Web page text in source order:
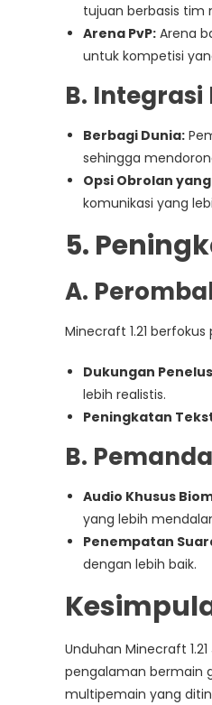
tujuan berbasis tim
Arena PvP: Arena
untuk kompetisi
B.
Berbagi Dunia:
sehingga
Opsi Obrolan
komunikasi yang
5.
A.
Minecraft 1.21 berfokus
Dukungan
lebih realistis.
Peningkatan
B.
Audio Khusus
yang lebih
Penempatan
dengan lebih baik.
Unduhan Minecraft
pengalaman bermain
multipemain yang